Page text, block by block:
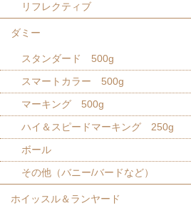
リフレクティブ
ダミー
スタンダード 500g
スマートカラー 500g
マーキング 500g
ハイ＆スピードマーキング 250g
ボール
その他（バニー/バードなど）
ホイッスル＆ランヤード